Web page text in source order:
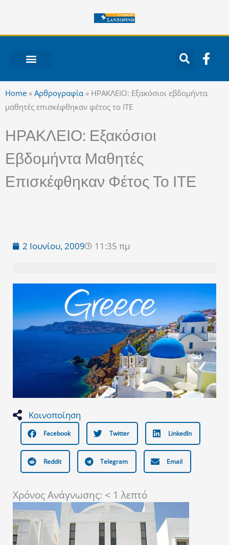
περιεχόμενο
F
a
e
b
Home » Αρθρογραφία » ΗΡΑΚΛΕΙΟ: Εξακόσιοι εβδομήντα
μαθητές επισκέφθηκαν φέτος το ΙΤΕ
ΗΡΑΚΛΕΙΟ: Εξακόσιοι
Εβδομήντα Μαθητές
Επισκέφθηκαν Φέτος Το ΙΤΕ
2 Ιουνίου, 2009 11:35 πμ
Κοινοποίηση
Facebook Twitter LinkedIn
Reddit Telegram Email
Χρόνος Ανάγνωσης: < 1 λεπτό